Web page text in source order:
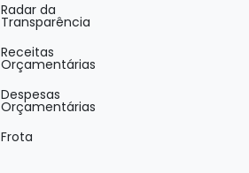
Radar da
Transparência
Receitas
Orçamentárias
Despesas
Orçamentárias
Frota